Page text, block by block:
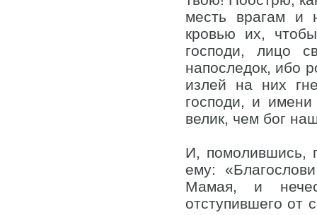
месть врагам и
кровью их,
господи, лицо
напоследок, ибо
излей на них
господи, и
велик, чем бог
И, помолившись,
ему:
Мамая, и
отступившего от